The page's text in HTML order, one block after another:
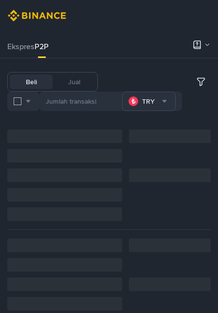
EkspresP2P
Beli Jual
TRY